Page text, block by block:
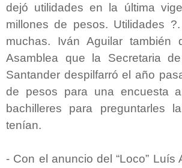
dejó utilidades en la última
millones de pesos. Utilidades
muchas. Iván Aguilar también
Asamblea que la Secretaria
Santander despilfarró el año
de pesos para una encuesta
bachilleres para preguntarles
tenían.
- Con el anuncio del “Loco” Luís